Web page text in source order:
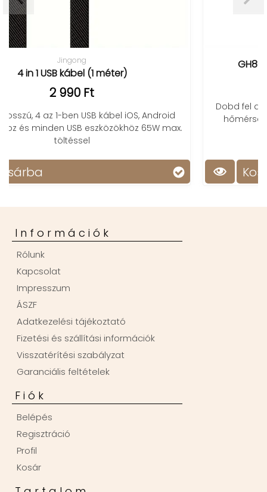
max.
GH8013 LED kivetítős óra ébresztővel
Dobd fel a hálószobádat az óra kivetítésével:
hőmérséklet, dátum egy pillantásra, szundi
állítható fényerő!
Információk
Rólunk
Kapcsolat
Impresszum
ÁSZF
Adatkezelési tájékoztató
Fizetési és szállítási információk
Visszatérítési szabályzat
Garanciális feltételek
Fiók
Belépés
Regisztráció
Profil
Kosár